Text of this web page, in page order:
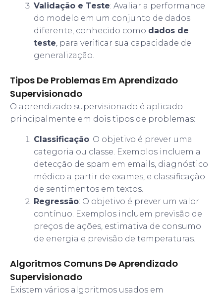
Validação e Teste: Avaliar a performance
do modelo em um conjunto de dados
diferente, conhecido como dados de
teste , para verificar sua capacidade de
generalização.
Tipos De Problemas Em Aprendizado
Supervisionado
O aprendizado supervisionado é aplicado
principalmente em dois tipos de problemas:
Classificação: O objetivo é prever uma
categoria ou classe. Exemplos incluem a
detecção de spam em emails, diagnóstico
médico a partir de exames, e classificação
de sentimentos em textos.
Regressão: O objetivo é prever um valor
contínuo. Exemplos incluem previsão de
preços de ações, estimativa de consumo
de energia e previsão de temperaturas.
Algoritmos Comuns De Aprendizado
Supervisionado
Existem vários algoritmos usados em